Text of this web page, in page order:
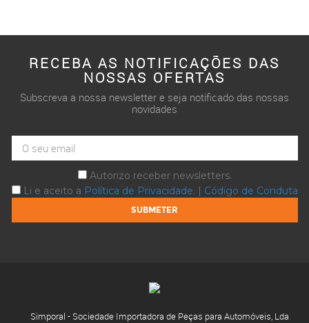
RECEBA AS NOTIFICAÇÕES DAS
NOSSAS OFERTAS
Subscreva a nossa newsletter e seja notificado das nossas
novidades
Autorizo receber newsletters.
Li e aceito a Política de Privacidade. | Código de Conduta
Simporal - Sociedade Importadora de Peças para Automóveis, Lda